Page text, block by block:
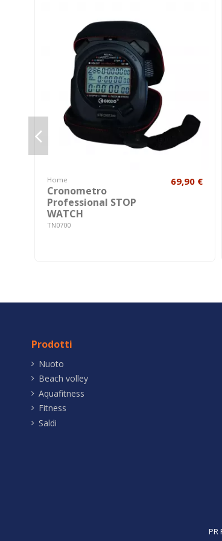
Home
Cronometro
Professional STOP
WATCH
TN0700
69,90 €
Prodotti
Nuoto
Beach volley
Aquafitness
Fitness
Saldi
PR